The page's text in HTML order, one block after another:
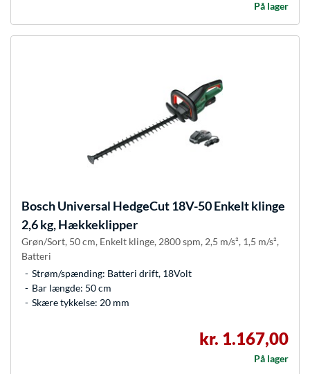
På lager
BoschUniversal HedgeCut 18V-50 Enkelt klinge
2,6 kg, Hækkeklipper
Grøn/Sort, 50 cm, Enkelt klinge, 2800 spm, 2,5 m/s², 1,5 m/s²,
Batteri
Strøm/spænding: Batteri drift, 18Volt
Bar længde: 50 cm
Skære tykkelse: 20 mm
kr. 1.167,00
På lager